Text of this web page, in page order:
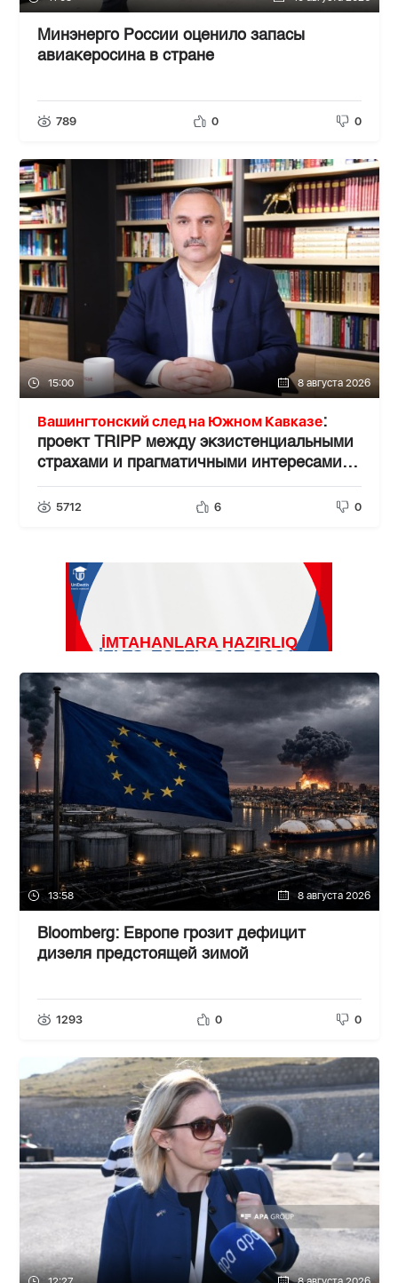
Минэнерго России оценило запасы
авиакеросина в стране
789 0 0
15:00 8 августа 2026
Вашингтонский след на Южном Кавказе:
проект TRIPР между экзистенциальными
страхами и прагматичными интересами -
АЗЕР АЛЛАХВЕРАНОВ
5712 6 0
13:58 8 августа 2026
Bloomberg: Европе грозит дефицит
дизеля предстоящей зимой
1293 0 0